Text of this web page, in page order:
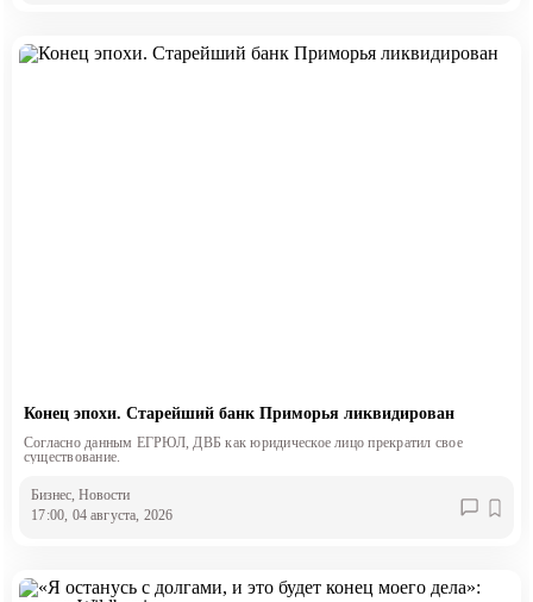
Конец эпохи. Старейший банк Приморья ликвидирован
Согласно данным ЕГРЮЛ, ДВБ как юридическое лицо прекратил свое
существование.
Бизнес , Новости
17:00, 04 августа, 2026